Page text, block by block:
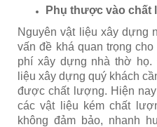
Phụ thược vào chất
Nguyên vật liệu xây dựng
vấn đề khá quan trọng
phí xây dựng nhà thờ
liệu xây dựng quý khách
được chất lượng. Hiện
các vật liệu kém chất
không đảm bảo, nhanh